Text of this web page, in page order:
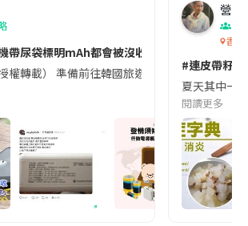
帶尿袋標明mAh都會被沒收😱出發前切記檢查
授權轉載） 準備前往韓國旅遊的民眾，近期要
營養
香港
#連皮帶籽
夏天其中一
閱讀更多